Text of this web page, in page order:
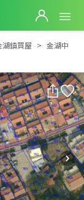
金湖中五劃美地
鎮買屋
金湖中